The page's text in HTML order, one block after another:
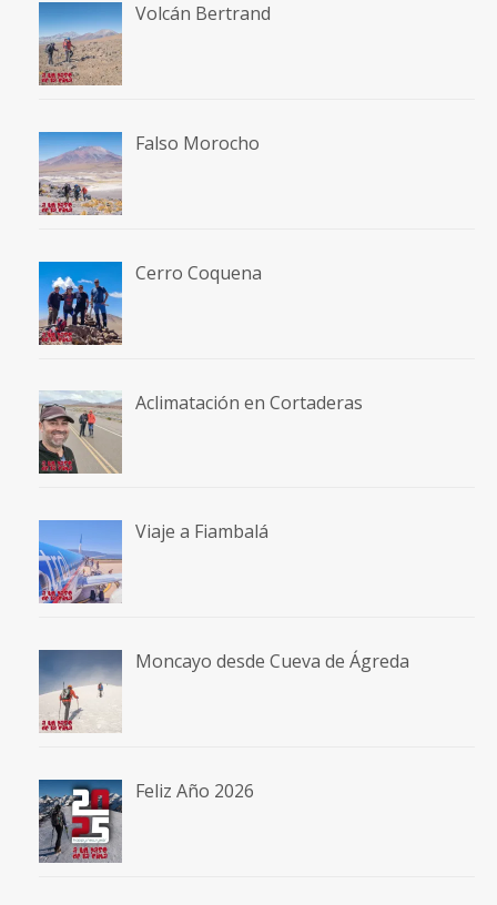
Volcán Bertrand
Falso Morocho
Cerro Coquena
Aclimatación en Cortaderas
Viaje a Fiambalá
Moncayo desde Cueva de Ágreda
Feliz Año 2026